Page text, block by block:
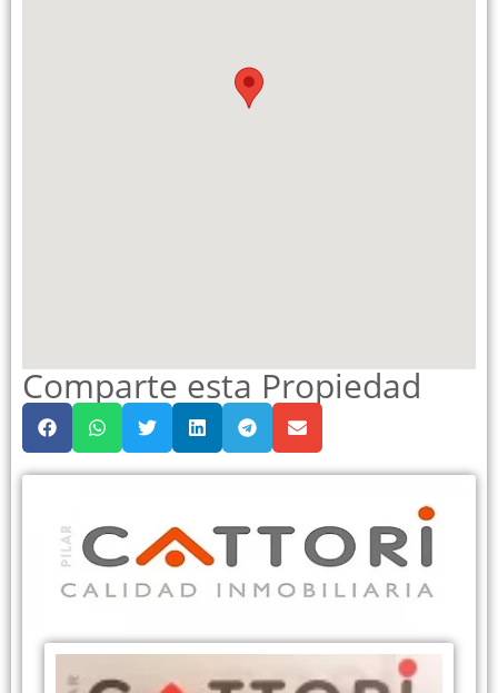
Comparte esta Propiedad